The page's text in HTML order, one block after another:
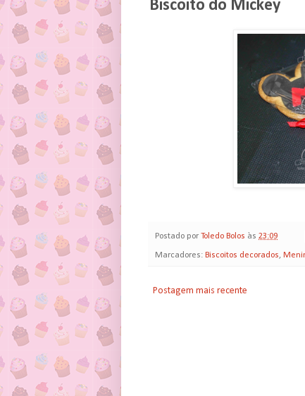
Biscoito do Mickey
Postado por Toledo Bolos às 23:09
Marcadores: Biscoitos decorados,
Postagem mais recente